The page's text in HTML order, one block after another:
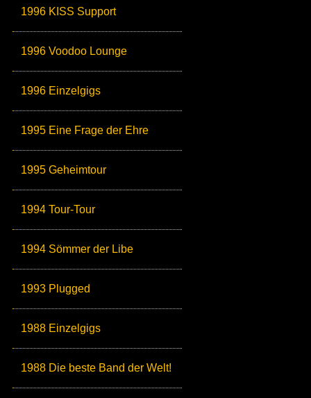
1996 KISS Support
1996 Voodoo Lounge
1996 Einzelgigs
1995 Eine Frage der Ehre
1995 Geheimtour
1994 Tour-Tour
1994 Sömmer der Libe
1993 Plugged
1988 Einzelgigs
1988 Die beste Band der Welt!